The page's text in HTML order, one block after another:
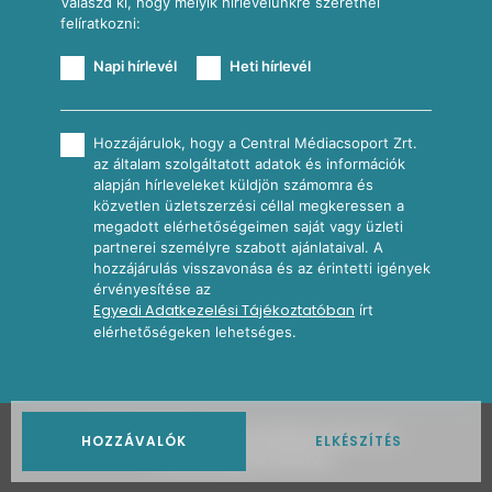
HOZZÁVALÓK ELKÉSZÍTÉS
felíratkozni:
Napi hírlevél Heti hírlevél
Hozzájárulok, hogy a Central Médiacsoport Zrt.
az általam szolgáltatott adatok és információk
alapján hírleveleket küldjön számomra és
közvetlen üzletszerzési céllal megkeressen a
megadott elérhetőségeimen saját vagy üzleti
partnerei személyre szabott ajánlataival. A
hozzájárulás visszavonása és az érintetti igények
érvényesítése az
Egyedi Adatkezelési Tájékoztatóban írt
elérhetőségeken lehetséges.
2026Nosalty · Central Médiacsoport Zrt.